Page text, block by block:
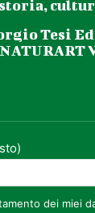
Tesi
dei miei